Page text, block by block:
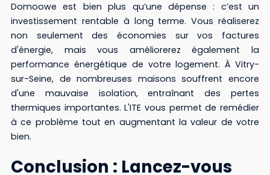
Domoowe est bien plus qu’une dépense : c’est un
investissement rentable à long terme. Vous réaliserez
non seulement des économies sur vos factures
d'énergie, mais vous améliorerez également la
performance énergétique de votre logement. À Vitry-
sur-Seine, de nombreuses maisons souffrent encore
d'une mauvaise isolation, entraînant des pertes
thermiques importantes. L'ITE vous permet de remédier
à ce problème tout en augmentant la valeur de votre
bien.
Conclusion : Lancez-vous